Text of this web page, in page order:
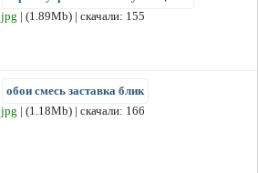
jpg | (1.89Mb) | скачали: 155
обои смесь заставка блик
jpg | (1.18Mb) | скачали: 166